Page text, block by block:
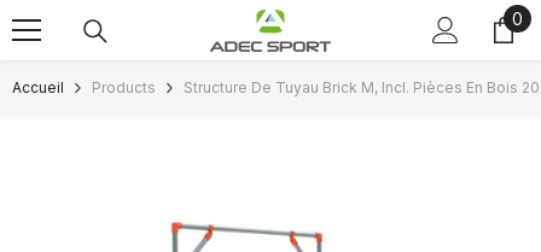
Passer au contenu 0
0
Accueil Products Structure De Tuyau Brick M, Incl. Pièces En Bois